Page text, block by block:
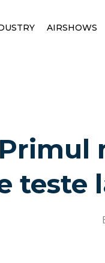
AIRSHOWS
teste